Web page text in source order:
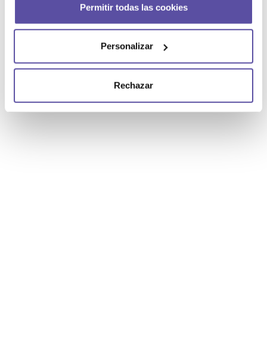
Permitir todas las cookies
Personalizar
Rechazar